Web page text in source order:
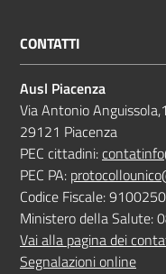
CONTATTI
Ausl Piacenza
Via Antonio
29121 Piacenza
PEC cittadini:
PEC PA:
Codice Fiscale:
Ministero della Salute:
Vai alla pagina dei
Segnalazioni online